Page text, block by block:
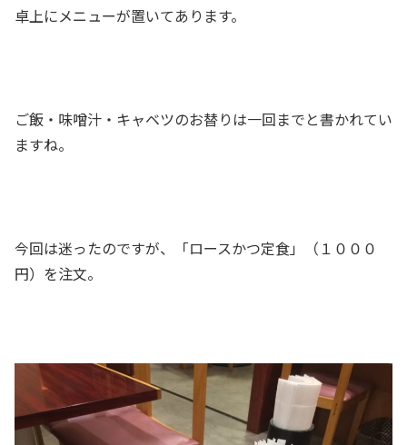
卓上にメニューが置いてあります。
ご飯・味噌汁・キャベツのお替りは一回までと書かれてい
ますね。
今回は迷ったのですが、「ロースかつ定食」（１０００
円）を注文。